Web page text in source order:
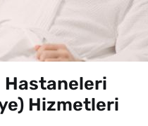
Hastaneleri
Hizmetleri